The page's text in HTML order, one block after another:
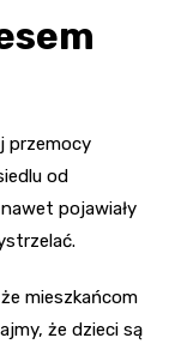
przemocy
od
pojawiały
mieszkańcom
że dzieci są